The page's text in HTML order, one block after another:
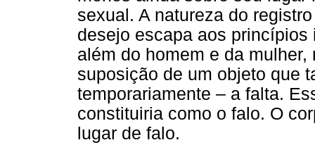
sexual. A natureza do
desejo escapa aos
além do homem e da
suposição de um objeto que
temporariamente – a falta.
constituiria como o falo. O
lugar de falo.